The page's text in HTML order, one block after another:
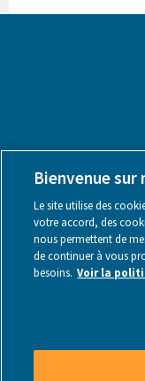
Bienvenue
Le site utilise des
votre accord, des
nous permettent de
de continuer à vous
besoins. Voir la